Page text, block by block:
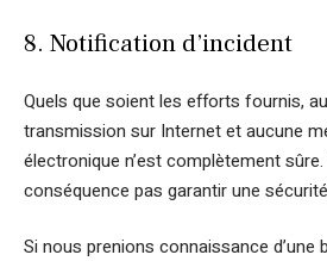
8. Notification d’incident
Quels que soient les efforts fournis,
transmission sur Internet et aucune
électronique n’est complètement
conséquence pas garantir une
Si nous prenions connaissance d’une